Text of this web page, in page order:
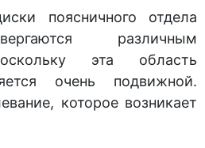
поясничного отдела
различным
эта область
очень подвижной.
которое возникает